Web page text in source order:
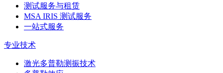
测试服务与租赁
MSA IRIS 测试服务
一站式服务
专业技术
激光多普勒测振技术